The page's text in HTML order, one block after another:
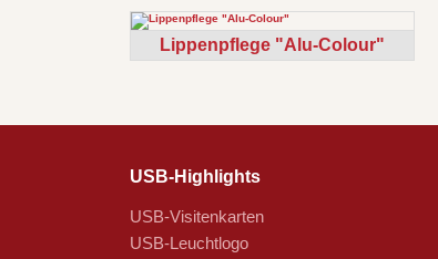
Lippenpflege "Alu-Colour"
USB-Highlights
USB-Visitenkarten
USB-Leuchtlogo